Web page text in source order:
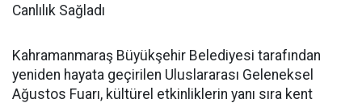
Canlılık Sağladı
Kahramanmaraş Büyükşehir Belediyesi tarafından
yeniden hayata geçirilen Uluslararası Geleneksel
Ağustos Fuarı, kültürel etkinliklerin yanı sıra kent